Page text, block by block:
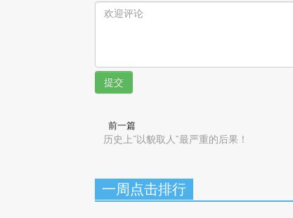
提交
前一篇
历史上“以貌取人”最严重的后果！
一周点击排行